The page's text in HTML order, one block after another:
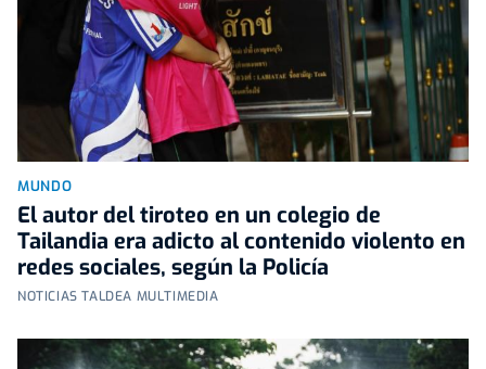
MUNDO
El autor del tiroteo en un colegio de
Tailandia era adicto al contenido violento en
redes sociales, según la Policía
NOTICIAS TALDEA MULTIMEDIA